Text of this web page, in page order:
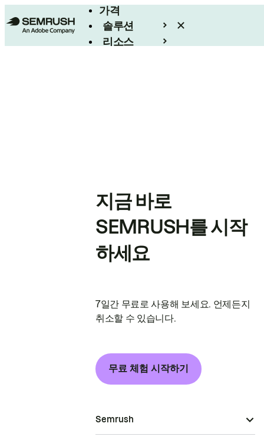
가격
솔루션
리소스
지금 바로
SEMRUSH를 시작
하세요
7일간 무료로 사용해 보세요. 언제든지
취소할 수 있습니다.
무료 체험 시작하기
Semrush